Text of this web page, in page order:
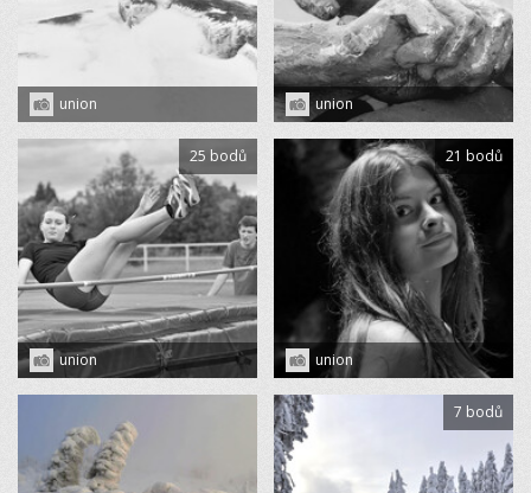
union union
union
25 bodů
union
21 bodů
7 bodů